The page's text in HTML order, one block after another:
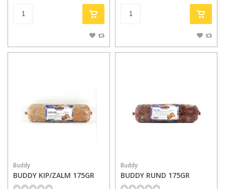
Buddy
BUDDY KIP/ZALM 175GR
Buddy
BUDDY RUND 175GR